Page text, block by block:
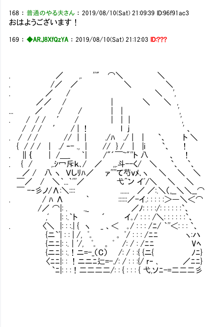
168 ：普通のやる夫さん ：2019/08/10(Sat) 21:09:39 ID:96f91ac3
おはようございます！
169 ：◆ARJ8XfQzYA ：2019/08/10(Sat) 21:12:03 ID:???
. ／ ,. ''" ⌒＼ ＼
. /／ ／ ＼ ＼
. ／ / ＼ ',
／／ / | ＼ ＼ ,
... ／ / / | | ',
. / / / ′ / | | | ',
/ / / ′ / | ！ l j ' 、
. / / / // | ｜ ./ﾊ ./｜ ｜ `、 ト ＼
{ / / / | ./ ‐- ., | // } / | |i `、 ！
. ∥｛ | /＿_ ｀| /"´￣~"''ト 八 、 ！ お
. { / ,.ｼ冖斥ｋ､/ ／ ,,.斗--く/ ＼ `、 `、
／ / 八 ヽ Ｖしﾘﾊ／ ァ''''て芍ｖﾒ､ヽ ＼ ＼ ＼ ねえ
￣／ / ＼｀...｀'''／ 弋^ン イﾞ/＼ ＼ ＼
￣ -‐彡ノ/Λ:＼:::: ...... ／ ／:.＼（,__＼＼__⌒ 男
. / ﾊ Λ ｀ ::::::／-イ.: : : : :＞―＼＜⌒
/／ ⌒|: . .,_ ／ﾉ: : : :/: : : : : :`、
,ﾞ |: :.｀ト ´ イ｡/ : : : /＼: : : : : :`、
. 〈＼ |: : :.| { ヽ _ 、＜ ｡/ : : : /ﾆ/ ｀''＜: : : `、
{ニ`'| : : | /, ﾟ｡ 。 ﾟ/ : : : /ﾆﾆ ヽ:ハ
{ニﾆ|: :.｜'/, ﾟ｡ 。 ﾟ /: / : /ﾆﾆ Vﾍ
{ニﾆ|: :.！ニ=-_（C） /: / : :{ {ニ{ ﾉﾆ}
〈ﾆﾆ|: : ！ニニﾆ辷=-./: / : : :{/ r‐ ､ ／ﾆﾆ}
`ﾆ|: : :！二二二二/: : { : : : { 弋,ソﾆ-=二二二彡